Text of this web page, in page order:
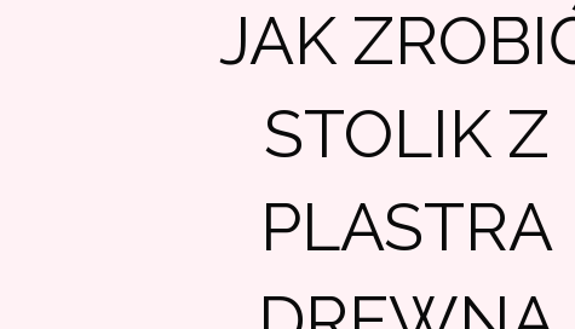
JAK
STOLIK Z
PLASTRA